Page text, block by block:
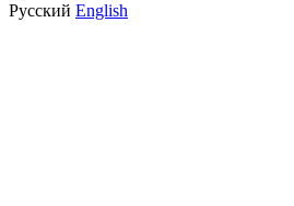
Русский English